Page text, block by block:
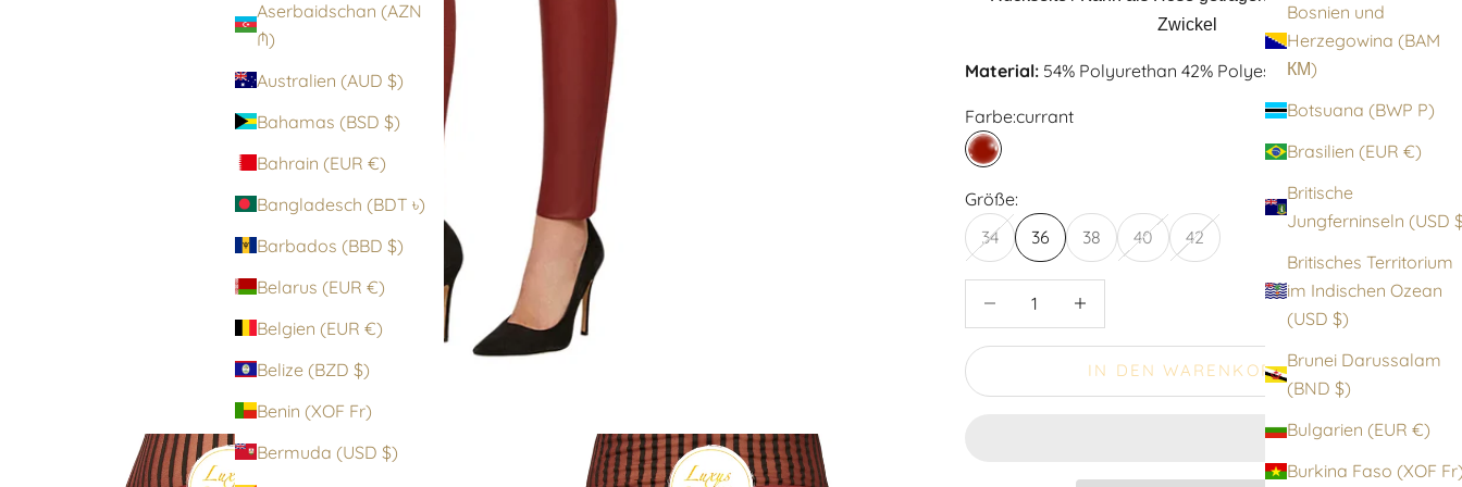
Bosnien und
Herzegowina (BAM
КМ)
Botsuana (BWP P)
Brasilien (EUR €)
Britische
Britisches Territorium
im Indischen Ozean
(USD $)
Brunei Darussalam
(BND $)
Bulgarien (EUR €)
Burkina Faso
Aserbaidschan (AZN
₼)
Australien (AUD $)
Bahamas (BSD $)
Bahrain (EUR €)
Bangladesch (BDT ৳)
Barbados (BBD $)
Belarus (EUR €)
Belgien (EUR €)
Belize (BZD $)
Benin (XOF Fr)
Bermuda (USD $)
Zwickel
Material: 54% Polyurethan 42% Polyester 4% Elastan
Farbe:currant
currant
Größe:
34
36 38 40 42
Anzahl verringernAnzahl erhöhen
IN DEN WARENKORB